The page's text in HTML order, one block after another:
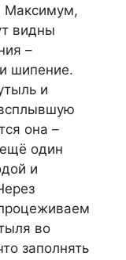
Максимум,
видны
–
шипение.
и
она –
один
и
во
заполнять